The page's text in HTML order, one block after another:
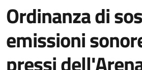
Ordinanza di
emissioni